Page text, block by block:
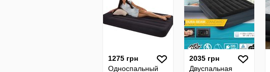
1275 грн
Односпальный
2035 грн
Двуспальная